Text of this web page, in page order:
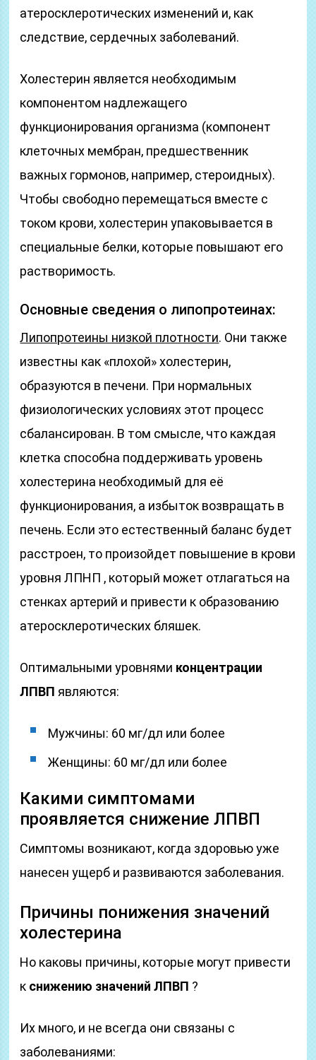
атеросклеротических изменений и, как
следствие, сердечных заболеваний.
Холестерин является необходимым
компонентом надлежащего
функционирования организма (компонент
клеточных мембран, предшественник
важных гормонов, например, стероидных).
Чтобы свободно перемещаться вместе с
током крови, холестерин упаковывается в
специальные белки, которые повышают его
растворимость.
Основные сведения о липопротеинах:
Липопротеины низкой плотности. Они также
известны как «плохой» холестерин,
образуются в печени. При нормальных
физиологических условиях этот процесс
сбалансирован. В том смысле, что каждая
клетка способна поддерживать уровень
холестерина необходимый для её
функционирования, а избыток возвращать в
печень. Если это естественный баланс будет
расстроен, то произойдет повышение в крови
уровня ЛПНП , который может отлагаться на
стенках артерий и привести к образованию
атеросклеротических бляшек.
Оптимальными уровнями концентрации
ЛПВП являются:
Мужчины: 60 мг/дл или более
Женщины: 60 мг/дл или более
Какими симптомами
проявляется снижение ЛПВП
Симптомы возникают, когда здоровью уже
нанесен ущерб и развиваются заболевания.
Причины понижения значений
холестерина
Но каковы причины, которые могут привести
к снижению значений ЛПВП ?
Их много, и не всегда они связаны с
заболеваниями: